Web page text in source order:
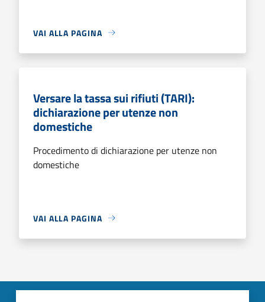
VAI ALLA PAGINA
Versare la tassa sui rifiuti (TARI):
dichiarazione per utenze non
domestiche
Procedimento di dichiarazione per utenze non
domestiche
VAI ALLA PAGINA